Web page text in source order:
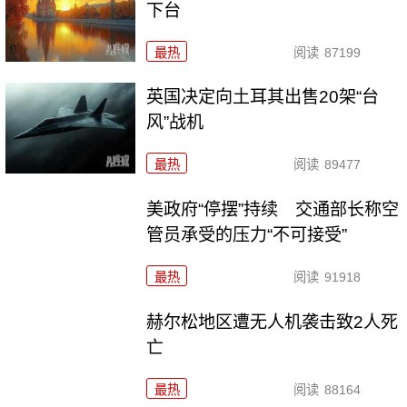
下台
最热 阅读 87199
英国决定向土耳其出售20架“台
风”战机
最热 阅读 89477
美政府“停摆”持续 交通部长称空
管员承受的压力“不可接受”
最热 阅读 91918
赫尔松地区遭无人机袭击致2人死
亡
最热 阅读 88164